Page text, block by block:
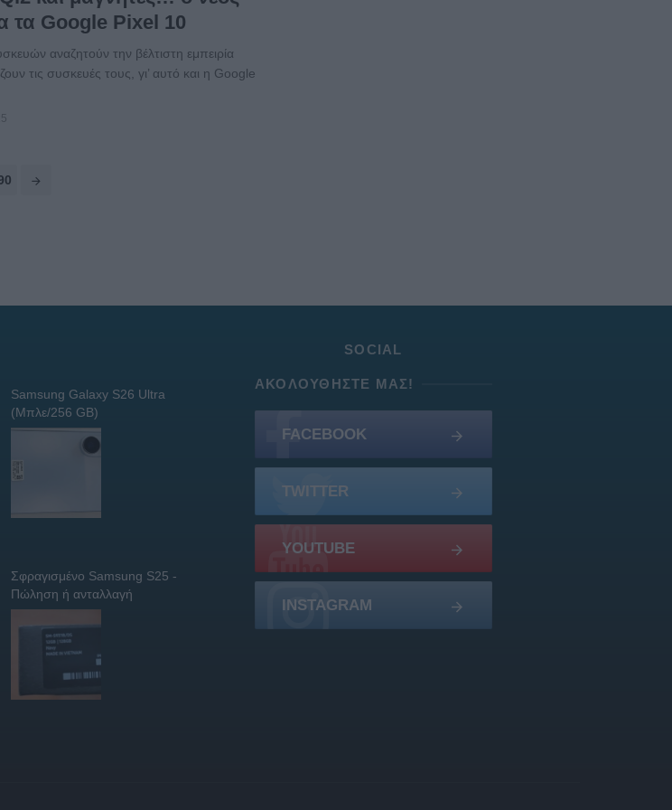
τα Google Pixel 10
αναζητούν την βέλτιστη εμπειρία
τις συσκευές τους, γι’ αυτό και η Google
Samsung Galaxy S26 Ultra
(Μπλε/256 GB)
Σφραγισμένο Samsung S25 -
Πώληση ή ανταλλαγή
SOCIAL
ΑΚΟΛΟΥΘΉΣΤΕ ΜΑΣ!
FACEBOOK
TWITTER
YOUTUBE
INSTAGRAM